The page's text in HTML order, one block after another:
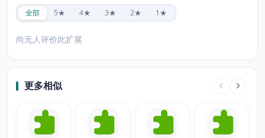
全部 5★ 4★ 3★ 2★ 1★
尚无人评价此扩展
更多相似